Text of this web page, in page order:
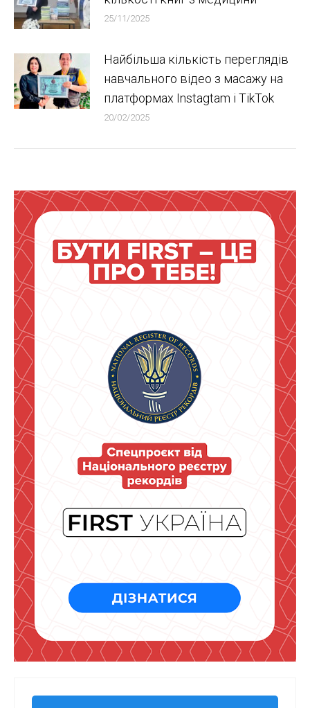
25/11/2025
Найбільша кількість переглядів
навчального відео з масажу на
платформах Instagtam i TikTok
20/02/2025